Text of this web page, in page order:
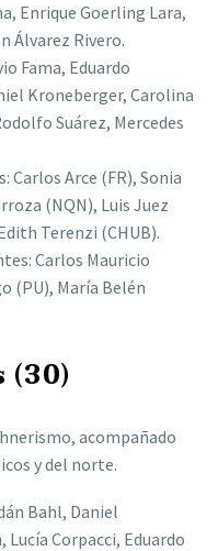
Enrique Goerling Lara,
Álvarez Rivero.
Fama, Eduardo
Kroneberger, Carolina
Suárez, Mercedes
Carlos Arce (FR), Sonia
(NQN), Luis Juez
Terenzi (CHUB).
Carlos Mauricio
(PU), María Belén
acompañado
y del norte.
Bahl, Daniel
Corpacci, Eduardo